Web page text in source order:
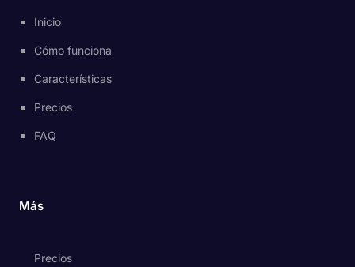
Inicio
Cómo funciona
Características
Precios
FAQ
Más
Precios